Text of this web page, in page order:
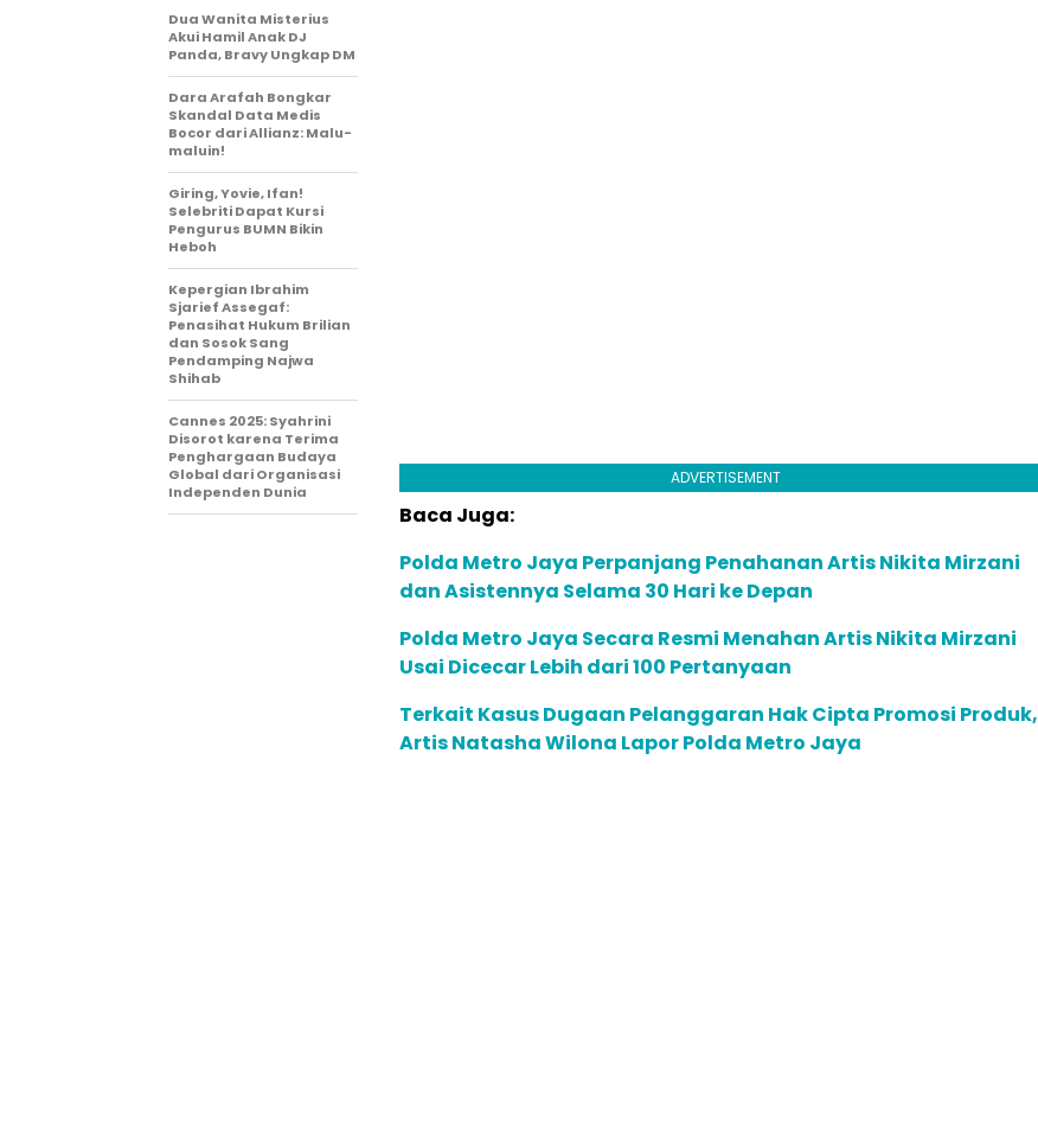
ADVERTISEMENT
Baca Juga:
Polda Metro Jaya Perpanjang Penahanan Artis Nikita Mirzani
dan Asistennya Selama 30 Hari ke Depan
Polda Metro Jaya Secara Resmi Menahan Artis Nikita Mirzani
Usai Dicecar Lebih dari 100 Pertanyaan
Terkait Kasus Dugaan Pelanggaran Hak Cipta Promosi Produk,
Artis Natasha Wilona Lapor Polda Metro Jaya
Dua Wanita Misterius
Akui Hamil Anak DJ
Panda, Bravy Ungkap DM
Dara Arafah Bongkar
Skandal Data Medis
Bocor dari Allianz: Malu-
maluin!
Giring, Yovie, Ifan!
Selebriti Dapat Kursi
Pengurus BUMN Bikin
Heboh
Kepergian Ibrahim
Sjarief Assegaf:
Penasihat Hukum Brilian
dan Sosok Sang
Pendamping Najwa
Shihab
Cannes 2025: Syahrini
Disorot karena Terima
Penghargaan Budaya
Global dari Organisasi
Independen Dunia